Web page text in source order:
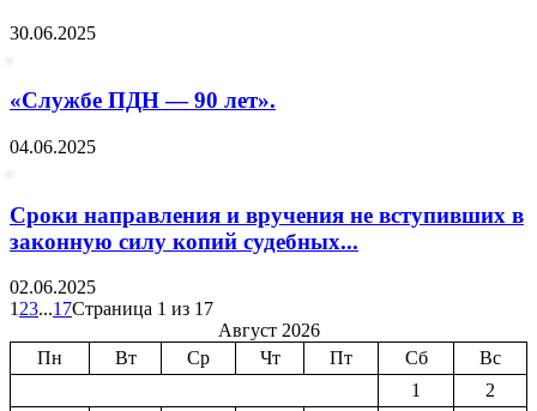
30.06.2025
«Службе ПДН — 90 лет».
04.06.2025
Сроки направления и вручения не вступивших в
законную силу копий судебных...
02.06.2025
123...17Страница 1 из 17
Август 2026
Пн
Вт Ср Чт Пт Сб
Вс
1
2